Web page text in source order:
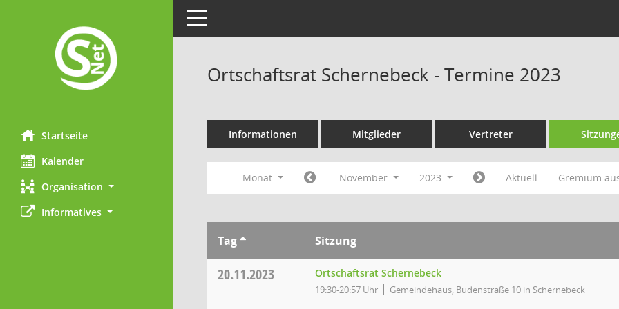
Startseite
Kalender
Organisation
Informatives
Toggle navigation
Ortschaftsrat Schernebeck - Termine 2023
Informationen Mitglieder Vertreter
Monat November 2023 Aktuell Gremium
Tag Sitzung
20.11.2023 Ortschaftsrat Schernebeck
19:30-20:57 Uhr Gemeindehaus, Budenstraße 10 in Schernebeck